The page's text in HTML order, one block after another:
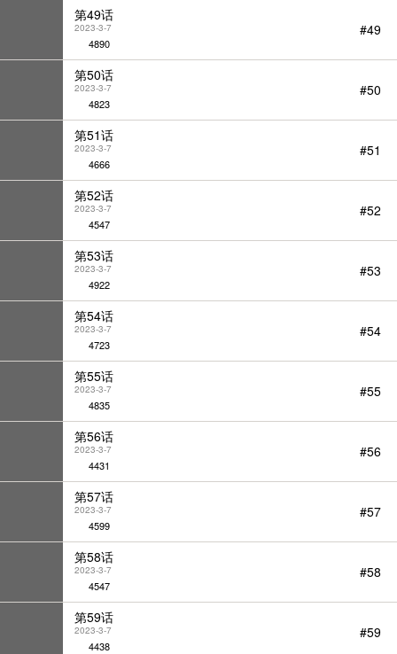
第49话
2023-3-7
4890
#49
第50话
2023-3-7
4823
#50
第51话
2023-3-7
4666
#51
第52话
2023-3-7
4547
#52
第53话
2023-3-7
4922
#53
第54话
2023-3-7
4723
#54
第55话
2023-3-7
4835
#55
第56话
2023-3-7
4431
#56
第57话
2023-3-7
4599
#57
第58话
2023-3-7
4547
#58
第59话
2023-3-7
4438
#59